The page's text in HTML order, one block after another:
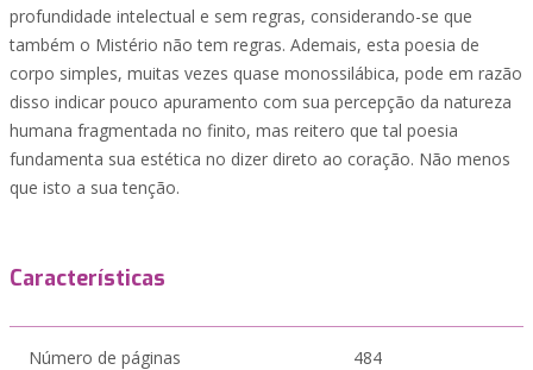
profundidade intelectual e sem regras, considerando-se que
também o Mistério não tem regras. Ademais, esta poesia de
corpo simples, muitas vezes quase monossilábica, pode em razão
disso indicar pouco apuramento com sua percepção da natureza
humana fragmentada no finito, mas reitero que tal poesia
fundamenta sua estética no dizer direto ao coração. Não menos
que isto a sua tenção.
Características
Número de páginas 484